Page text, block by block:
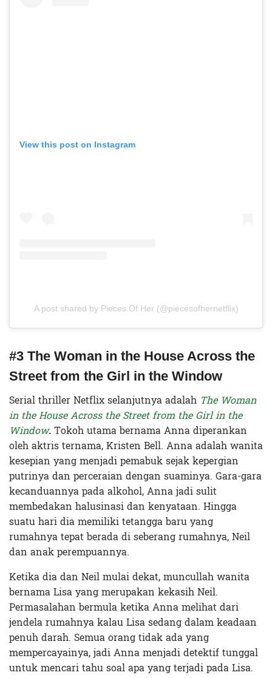
View this post on Instagram
A post shared by Pieces Of Her (@piecesofhernetflix)
#3 The Woman in the House Across the
Street from the Girl in the Window
Serial thriller Netflix selanjutnya adalah The Woman
in the House Across the Street from the Girl in the
Window.Tokoh utama bernama Anna diperankan
oleh aktris ternama, Kristen Bell. Anna adalah wanita
kesepian yang menjadi pemabuk sejak kepergian
putrinya dan perceraian dengan suaminya. Gara-gara
kecanduannya pada alkohol, Anna jadi sulit
membedakan halusinasi dan kenyataan. Hingga
suatu hari dia memiliki tetangga baru yang
rumahnya tepat berada di seberang rumahnya, Neil
dan anak perempuannya.
Ketika dia dan Neil mulai dekat, muncullah wanita
bernama Lisa yang merupakan kekasih Neil.
Permasalahan bermula ketika Anna melihat dari
jendela rumahnya kalau Lisa sedang dalam keadaan
penuh darah. Semua orang tidak ada yang
mempercayainya, jadi Anna menjadi detektif tunggal
untuk mencari tahu soal apa yang terjadi pada Lisa.